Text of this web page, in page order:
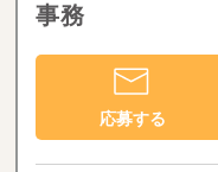
事務
応募する